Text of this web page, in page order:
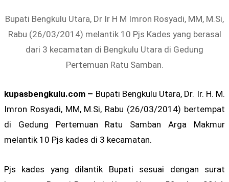
Bupati Bengkulu Utara, Dr Ir H M Imron Rosyadi, MM, M.Si,
Rabu (26/03/2014) melantik 10 Pjs Kades yang berasal
dari 3 kecamatan di Bengkulu Utara di Gedung
Pertemuan Ratu Samban.
kupasbengkulu.com – Bupati Bengkulu Utara, Dr. Ir. H. M.
Imron Rosyadi, MM, M.Si, Rabu (26/03/2014) bertempat
di Gedung Pertemuan Ratu Samban Arga Makmur
melantik 10 Pjs kades di 3 kecamatan.
Pjs kades yang dilantik Bupati sesuai dengan surat